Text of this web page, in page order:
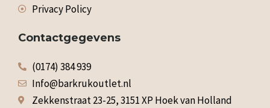
Privacy Policy
Contactgegevens
(0174) 384 939
Info@barkrukoutlet.nl
Zekkenstraat 23-25, 3151 XP Hoek van Holland